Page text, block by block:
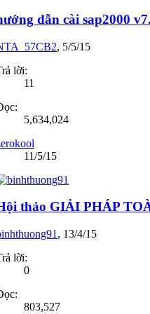
dẫn cài sap2000
, 5/5/15
lời:
11
5,634,024
11/5/15
thảo GIẢI PHÁP
, 13/4/15
lời:
0
803,527